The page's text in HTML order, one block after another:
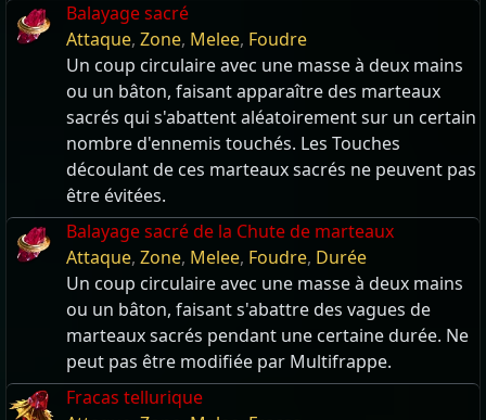
Balayage sacré
Attaque, Zone, Melee, Foudre
Un coup circulaire avec une masse à deux mains
ou un bâton, faisant apparaître des marteaux
sacrés qui s'abattent aléatoirement sur un certain
nombre d'ennemis touchés. Les Touches
découlant de ces marteaux sacrés ne peuvent pas
être évitées.
Balayage sacré de la Chute de marteaux
Attaque, Zone, Melee, Foudre, Durée
Un coup circulaire avec une masse à deux mains
ou un bâton, faisant s'abattre des vagues de
marteaux sacrés pendant une certaine durée. Ne
peut pas être modifiée par Multifrappe.
Fracas tellurique